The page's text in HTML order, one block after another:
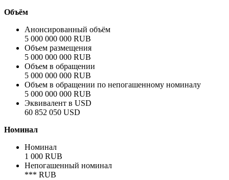
Объём
Анонсированный объём
5 000 000 000 RUB
Объем размещения
5 000 000 000 RUB
Объем в обращении
5 000 000 000 RUB
Объем в обращении по непогашенному номиналу
5 000 000 000 RUB
Эквивалент в USD
60 852 050 USD
Номинал
Номинал
1 000 RUB
Непогашенный номинал
*** RUB